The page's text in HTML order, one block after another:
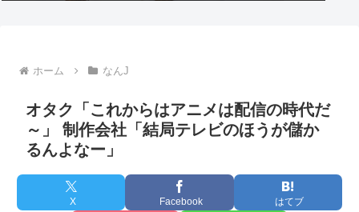
ホーム なんJ
オタク「これからはアニメは配信の時代だ
～」 制作会社「結局テレビのほうが儲か
るんよなー」
X Facebook はてブ